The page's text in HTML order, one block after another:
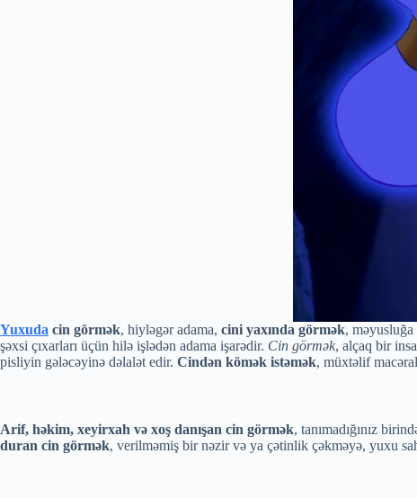
Yuxuda cin görmək, hiyləgər adama, cini yaxında görmək, məyusluğa
şəxsi çıxarları üçün hilə işlədən adama işarədir. Cin görmək, alçaq bir
pisliyin gələcəyinə dəlalət edir. Cindən kömək istəmək, müxtəlif
Arif, həkim, xeyirxah və xoş danışan cin görmək, tanımadığınız
duran cin görmək, verilməmiş bir nəzir və ya çətinlik çəkməyə, yuxu